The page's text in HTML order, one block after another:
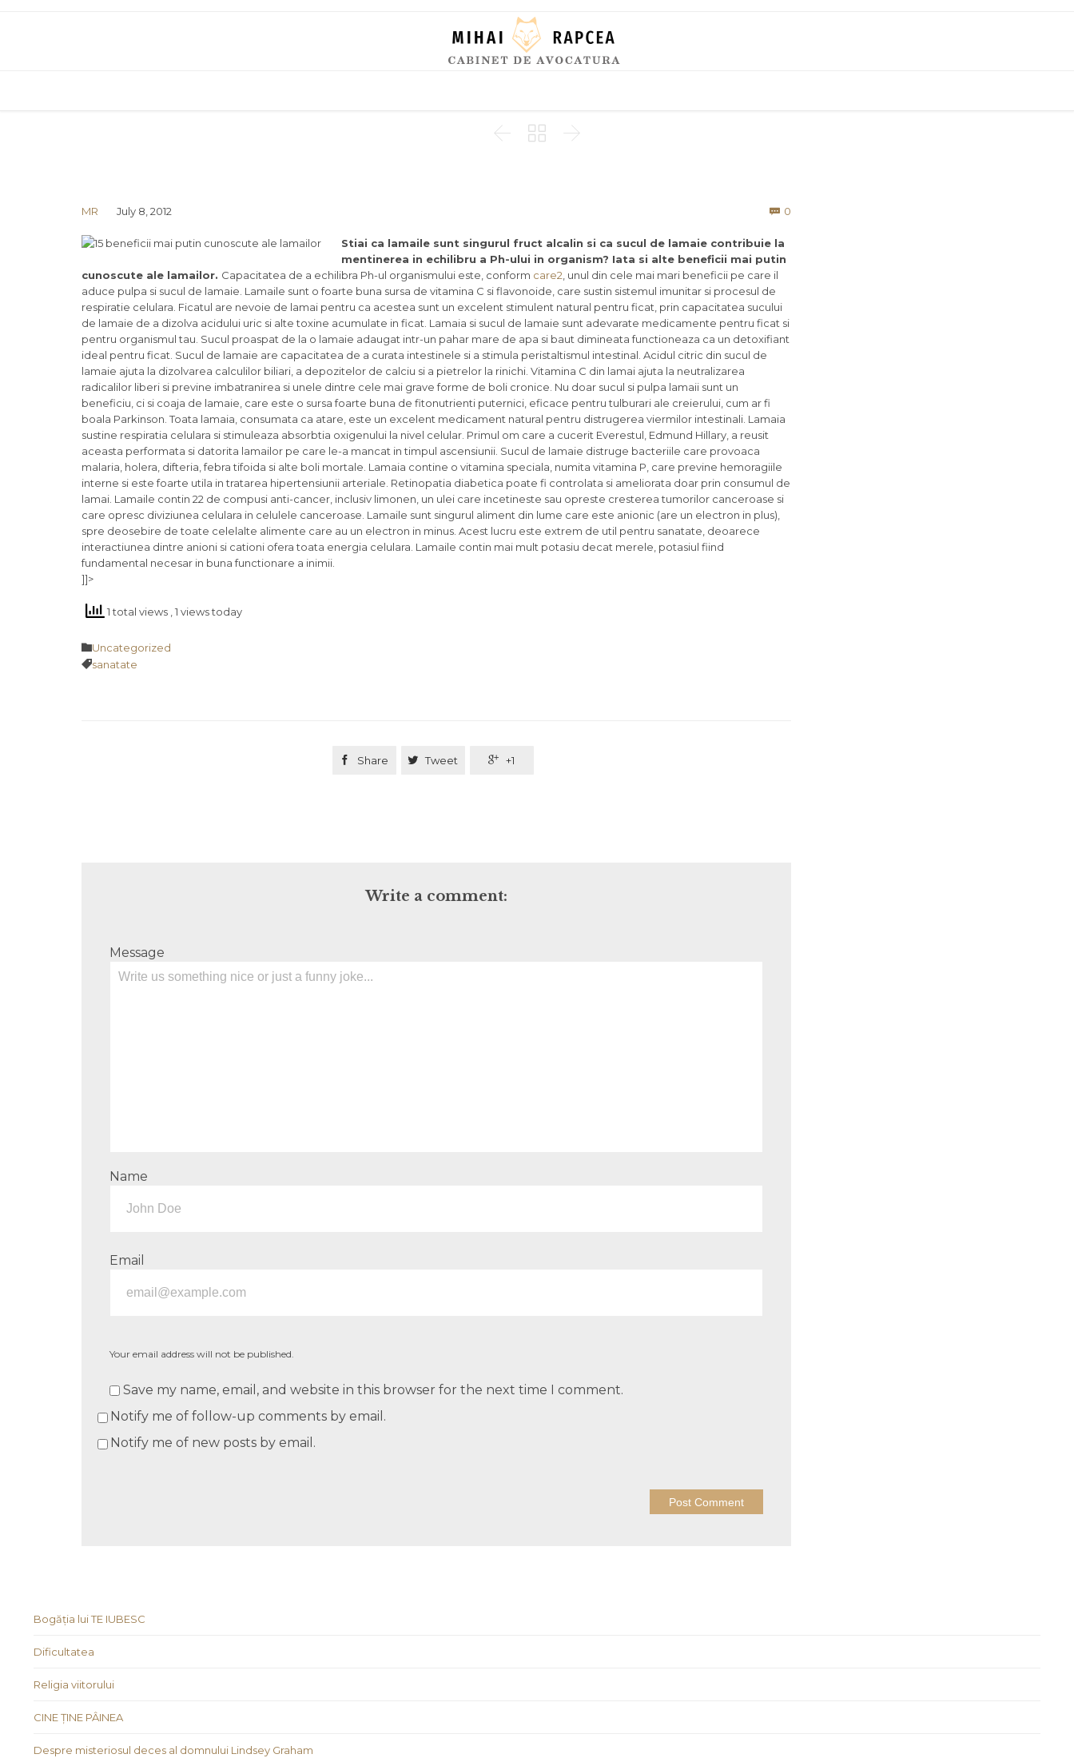
  
MR July 8, 2012  0
Stiai ca lamaile sunt singurul fruct alcalin si ca sucul de lamaie contribuie la
mentinerea in echilibru a Ph-ului in organism? Iata si alte beneficii mai putin
cunoscute ale lamailor. Capacitatea de a echilibra Ph-ul organismului este, conform care2 , unul din cele mai mari beneficii pe care il
aduce pulpa si sucul de lamaie. Lamaile sunt o foarte buna sursa de vitamina C si flavonoide, care sustin sistemul imunitar si procesul de
respiratie celulara. Ficatul are nevoie de lamai pentru ca acestea sunt un excelent stimulent natural pentru ficat, prin capacitatea sucului
de lamaie de a dizolva acidului uric si alte toxine acumulate in ficat. Lamaia si sucul de lamaie sunt adevarate medicamente pentru ficat si
pentru organismul tau. Sucul proaspat de la o lamaie adaugat intr-un pahar mare de apa si baut dimineata functioneaza ca un detoxifiant
ideal pentru ficat. Sucul de lamaie are capacitatea de a curata intestinele si a stimula peristaltismul intestinal. Acidul citric din sucul de
lamaie ajuta la dizolvarea calculilor biliari, a depozitelor de calciu si a pietrelor la rinichi. Vitamina C din lamai ajuta la neutralizarea
radicalilor liberi si previne imbatranirea si unele dintre cele mai grave forme de boli cronice. Nu doar sucul si pulpa lamaii sunt un
beneficiu, ci si coaja de lamaie, care este o sursa foarte buna de fitonutrienti puternici, eficace pentru tulburari ale creierului, cum ar fi
boala Parkinson. Toata lamaia, consumata ca atare, este un excelent medicament natural pentru distrugerea viermilor intestinali. Lamaia
sustine respiratia celulara si stimuleaza absorbtia oxigenului la nivel celular. Primul om care a cucerit Everestul, Edmund Hillary, a reusit
aceasta performata si datorita lamailor pe care le-a mancat in timpul ascensiunii. Sucul de lamaie distruge bacteriile care provoaca
malaria, holera, difteria, febra tifoida si alte boli mortale. Lamaia contine o vitamina speciala, numita vitamina P, care previne hemoragiile
interne si este foarte utila in tratarea hipertensiunii arteriale. Retinopatia diabetica poate fi controlata si ameliorata doar prin consumul de
lamai. Lamaile contin 22 de compusi anti-cancer, inclusiv limonen, un ulei care incetineste sau opreste cresterea tumorilor canceroase si
care opresc diviziunea celulara in celulele canceroase. Lamaile sunt singurul aliment din lume care este anionic (are un electron in plus),
spre deosebire de toate celelalte alimente care au un electron in minus. Acest lucru este extrem de util pentru sanatate, deoarece
interactiunea dintre anioni si cationi ofera toata energia celulara. Lamaile contin mai mult potasiu decat merele, potasiul fiind
fundamental necesar in buna functionare a inimii.
]]>
1 total views , 1 views today
Category
Uncategorized
Tags
sanatate
 Share  Tweet  +1
Write a comment:
Message
Name
Email
Your email address will not be published.
Save my name, email, and website in this browser for the next time I comment.
Notify me of follow-up comments by email.
Notify me of new posts by email.
Bogăția lui TE IUBESC
Dificultatea
Religia viitorului
CINE ȚINE PÂINEA
Despre misteriosul deces al domnului Lindsey Graham